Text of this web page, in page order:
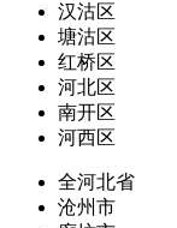
汉沽区
塘沽区
红桥区
河北区
南开区
河西区
全河北省
沧州市